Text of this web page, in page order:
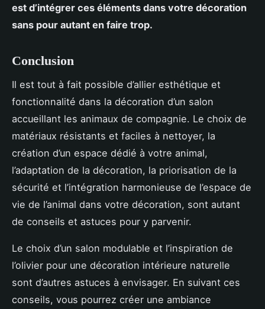
est d’intégrer ces éléments dans votre décoration
sans pour autant en faire trop.
Conclusion
Il est tout à fait possible d’allier esthétique et
fonctionnalité dans la décoration d’un salon
accueillant les animaux de compagnie. Le choix de
matériaux résistants et faciles à nettoyer, la
création d’un espace dédié à votre animal,
l’adaptation de la décoration, la priorisation de la
sécurité et l’intégration harmonieuse de l’espace de
vie de l’animal dans votre décoration, sont autant
de conseils et astuces pour y parvenir.
Le choix d’un salon modulable et l’inspiration de
l’olivier pour une décoration intérieure naturelle
sont d’autres astuces à envisager. En suivant ces
conseils, vous pourrez créer une ambiance